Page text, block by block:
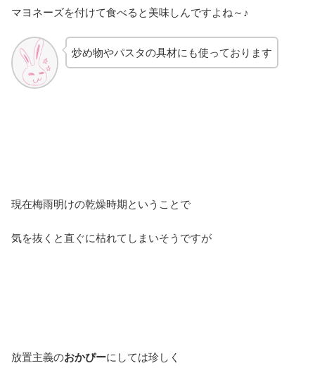
マヨネーズを付けて食べると美味しんですよね～♪
炒め物やパスタの具材にも使っております
現在梅雨明けの乾燥時期ということで
気を抜くと直ぐに枯れてしまいそうですが
放置主義のおかぴーにしては珍しく